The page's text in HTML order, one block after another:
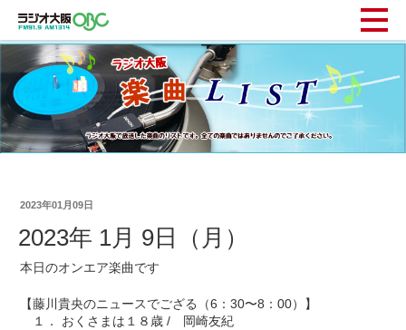
2023年01月09日
2023年 1月 9日（月）
本日のオンエア楽曲です
【藤川貴央のニュースでござる（6：30〜8：00）】
１． おくさまは１８歳 / 岡崎友紀